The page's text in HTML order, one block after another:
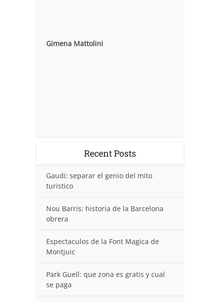
Gimena Mattolini
Recent Posts
Gaudi: separar el genio del mito
turistico
Nou Barris: historia de la Barcelona
obrera
Espectaculos de la Font Magica de
Montjuic
Park Guell: que zona es gratis y cual
se paga